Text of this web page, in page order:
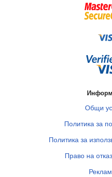
Общи
Политика за
Политика за
Право на